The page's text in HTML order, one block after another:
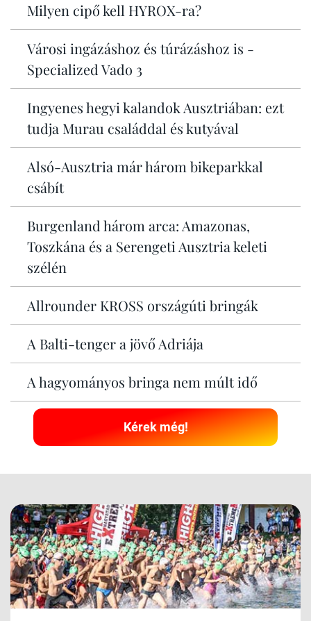
Milyen cipő kell HYROX-ra?
Városi ingázáshoz és túrázáshoz is -
Specialized Vado 3
Ingyenes hegyi kalandok Ausztriában: ezt
tudja Murau családdal és kutyával
Alsó-Ausztria már három bikeparkkal
csábít
Burgenland három arca: Amazonas,
Toszkána és a Serengeti Ausztria keleti
szélén
Allrounder KROSS országúti bringák
A Balti-tenger a jövő Adriája
A hagyományos bringa nem múlt idő
Kérek még!